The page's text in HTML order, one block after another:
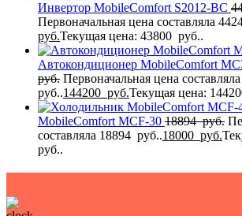
Инвертор MobileComfort S2012-BC
Первоначальная цена составляла
руб.Текущая цена: 43800 руб..
Автокондиционер MobileComfort
руб. Первоначальная цена
руб..144200 руб.Текущая цена:
MobileComfort MCF-30 18894руб.
составляла 18894 руб..18000 руб.
руб..